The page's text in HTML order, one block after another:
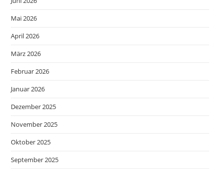
Mai 2026
April 2026
März 2026
Februar 2026
Januar 2026
Dezember 2025
November 2025
Oktober 2025
September 2025